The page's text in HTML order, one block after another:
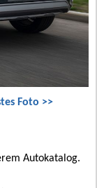
Foto >>
Autokatalog.